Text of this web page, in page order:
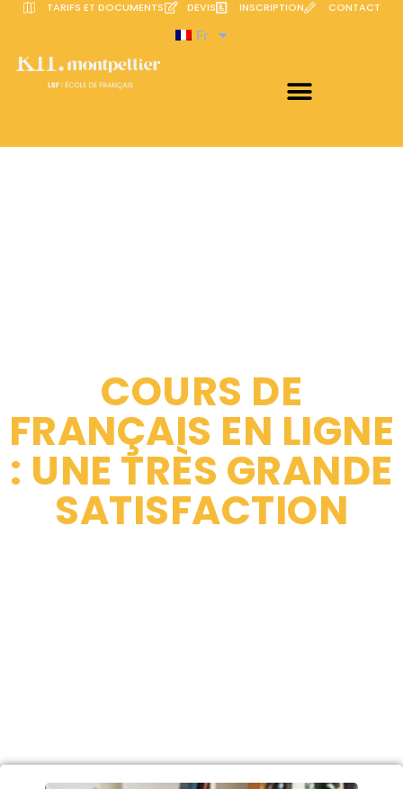
TARIFS ET DOCUMENTS DEVIS INSCRIPTION CONTACT
Fr
COURS DE
FRANÇAIS EN LIGNE
: UNE TRÈS GRANDE
SATISFACTION